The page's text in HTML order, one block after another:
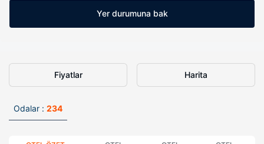
Yer durumuna bak
Fiyatlar Harita
Odalar : 234